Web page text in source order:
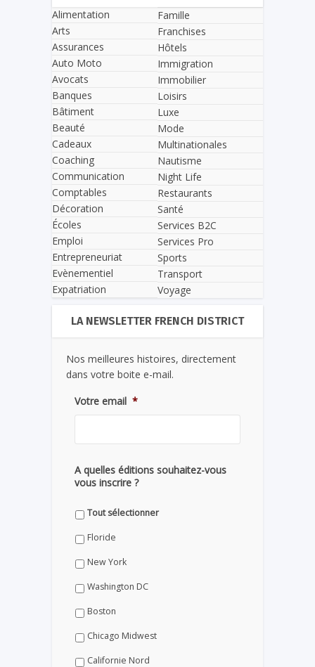
Alimentation
Arts
Assurances
Auto Moto
Avocats
Banques
Bâtiment
Beauté
Cadeaux
Coaching
Communication
Comptables
Décoration
Écoles
Emploi
Entrepreneuriat
Evènementiel
Expatriation
Famille
Franchises
Hôtels
Immigration
Immobilier
Loisirs
Luxe
Mode
Multinationales
Nautisme
Night Life
Restaurants
Santé
Services B2C
Services Pro
Sports
Transport
Voyage
LA NEWSLETTER FRENCH DISTRICT
Nos meilleures histoires, directement
dans votre boite e-mail.
Votre email *
A quelles éditions souhaitez-vous
vous inscrire ?
Tout sélectionner
Floride
New York
Washington DC
Boston
Chicago Midwest
Californie Nord